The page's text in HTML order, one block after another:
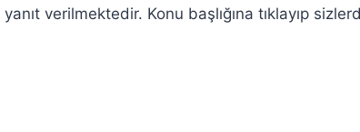
verilmektedir. Konu başlığına tıklayıp